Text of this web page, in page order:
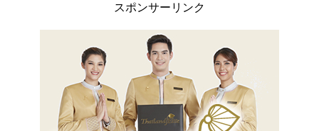
スポンサーリンク